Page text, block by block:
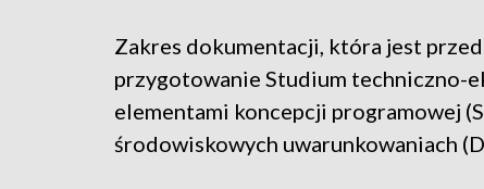
Zakres dokumentacji, która jest
przygotowanie Studium techniczno-
elementami koncepcji programowej
środowiskowych uwarunkowaniach